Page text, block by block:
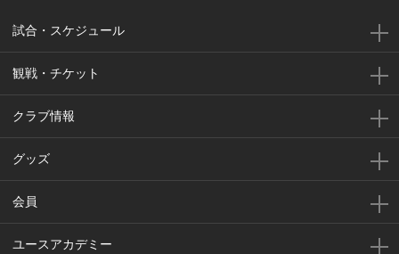
試合・スケジュール
観戦・チケット
クラブ情報
グッズ
会員
ユースアカデミー